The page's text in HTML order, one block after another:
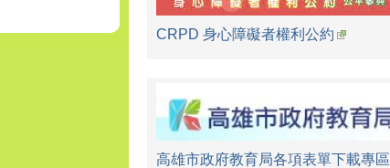
CRPD 身心障礙者權利公約
高雄市政府教育局各項表單下載專區